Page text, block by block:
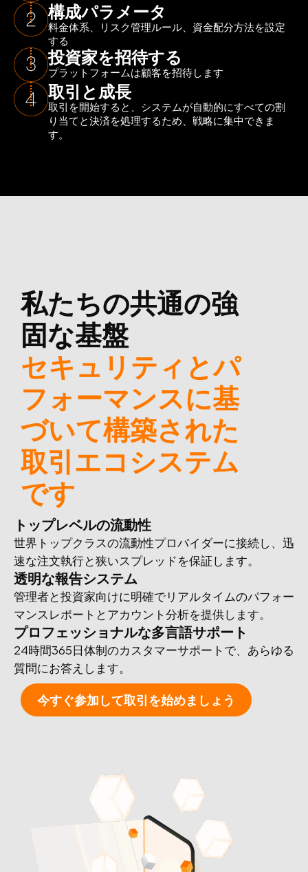
構成パラメータ
料金体系、リスク管理ルール、資金配分方法を設定
する
投資家を招待する
プラットフォームは顧客を招待します
取引と成長
取引を開始すると、システムが自動的にすべての割
り当てと決済を処理するため、戦略に集中できま
す。
私たちの共通の強
固な基盤
セキュリティとパ
フォーマンスに基
づいて構築された
取引エコシステム
です
トップレベルの流動性
世界トップクラスの流動性プロバイダーに接続し、迅
速な注文執行と狭いスプレッドを保証します。
透明な報告システム
管理者と投資家向けに明確でリアルタイムのパフォー
マンスレポートとアカウント分析を提供します。
プロフェッショナルな多言語サポート
24時間365日体制のカスタマーサポートで、あらゆる
質問にお答えします。
今すぐ参加して取引を始めましょう